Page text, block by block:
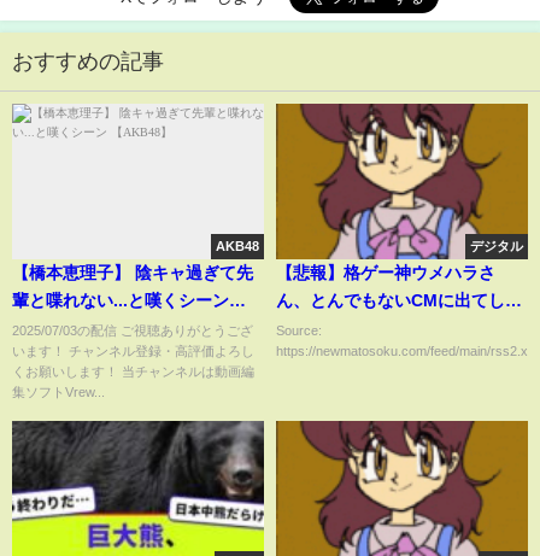
おすすめの記事
AKB48
【橋本恵理子】 陰キャ過ぎて先
輩と喋れない...と嘆くシーン
【AKB48】
2025/07/03の配信 ご視聴ありがとうござ
います！ チャンネル登録・高評価よろし
くお願いします！ 当チャンネルは動画編
集ソフトVrew...
デジタル
【悲報】格ゲー神ウメハラさ
ん、とんでもないCMに出てしま
う
Source:
https://newmatosoku.com/feed/main/